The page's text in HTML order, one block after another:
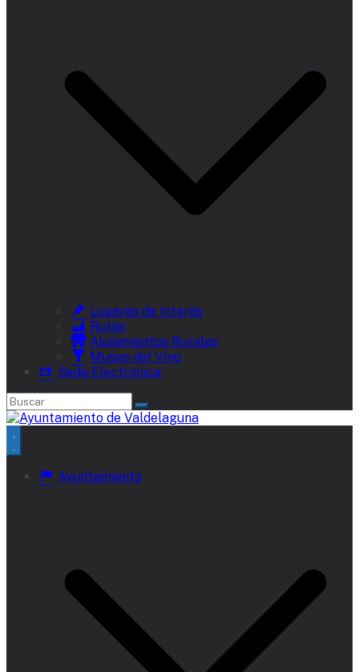
Lugares de Interés
Rutas
Alojamientos Rurales
Museo del Vino
Sede Electrónica
Ayuntamiento